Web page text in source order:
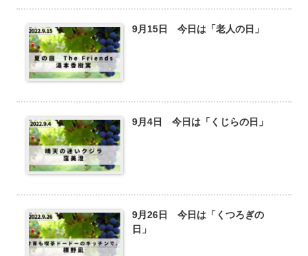
9月15日 今日は「老人の日」
9月4日 今日は「くじらの日」
9月26日 今日は「くつろぎの
日」